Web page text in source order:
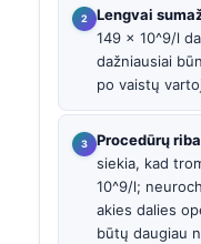
Lengvai
149 × 10^9/l
dažniausiai
po vaistų
Procedūrų riba
siekia, kad
10^9/l;
akies dalies
būtų daugiau